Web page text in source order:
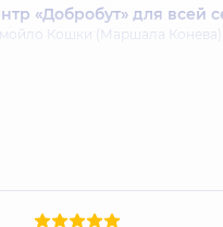
«Добробут» для всей
Кошки (Маршала Конева),